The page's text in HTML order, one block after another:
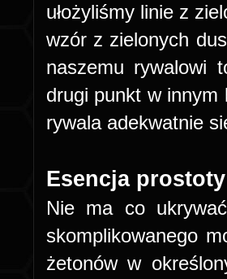
ułożyliśmy linie z
wzór z zielonych
naszemu rywalowi
drugi punkt w innym
rywala adekwatnie
Esencja prostoty
Nie ma co
skomplikowanego
żetonów w